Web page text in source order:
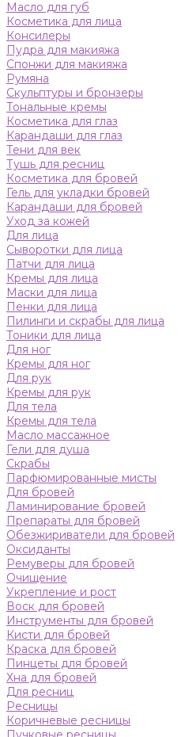
Масло для губ
Косметика для лица
Консилеры
Пудра для макияжа
Спонжи для макияжа
Румяна
Скульптуры и бронзеры
Тональные кремы
Косметика для глаз
Карандаши для глаз
Тени для век
Тушь для ресниц
Косметика для бровей
Гель для укладки бровей
Карандаши для бровей
Уход за кожей
Для лица
Сыворотки для лица
Патчи для лица
Кремы для лица
Маски для лица
Пенки для лица
Пилинги и скрабы для лица
Тоники для лица
Для ног
Кремы для ног
Для рук
Кремы для рук
Для тела
Кремы для тела
Масло массажное
Гели для душа
Скрабы
Парфюмированные мисты
Для бровей
Ламинирование бровей
Препараты для бровей
Обезжириватели для бровей
Оксиданты
Ремуверы для бровей
Очищение
Укрепление и рост
Воск для бровей
Инструменты для бровей
Кисти для бровей
Краска для бровей
Пинцеты для бровей
Хна для бровей
Для ресниц
Ресницы
Коричневые ресницы